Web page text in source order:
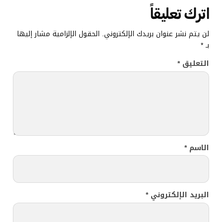
اترك تعليقاً
لن يتم نشر عنوان بريدك الإلكتروني. الحقول الإلزامية مشار إليها
بـ*
التعليق*
الاسم*
البريد الإلكتروني*